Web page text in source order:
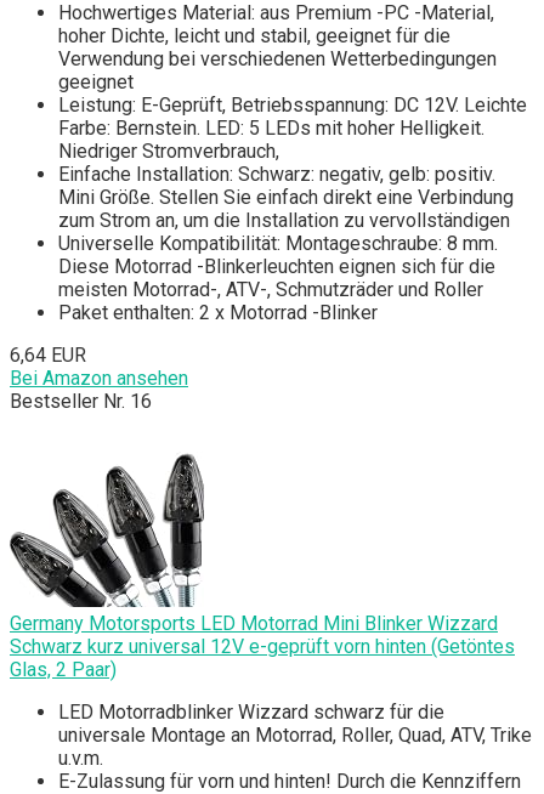
Hochwertiges Material: aus Premium -PC -Material,
hoher Dichte, leicht und stabil, geeignet für die
Verwendung bei verschiedenen Wetterbedingungen
geeignet
Leistung: E-Geprüft, Betriebsspannung: DC 12V. Leichte
Farbe: Bernstein. LED: 5 LEDs mit hoher Helligkeit.
Niedriger Stromverbrauch,
Einfache Installation: Schwarz: negativ, gelb: positiv.
Mini Größe. Stellen Sie einfach direkt eine Verbindung
zum Strom an, um die Installation zu vervollständigen
Universelle Kompatibilität: Montageschraube: 8 mm.
Diese Motorrad -Blinkerleuchten eignen sich für die
meisten Motorrad-, ATV-, Schmutzräder und Roller
Paket enthalten: 2 x Motorrad -Blinker
6,64 EUR
Bei Amazon ansehen
Bestseller Nr. 16
Germany Motorsports LED Motorrad Mini Blinker Wizzard
Schwarz kurz universal 12V e-geprüft vorn hinten (Getöntes
Glas, 2 Paar)
LED Motorradblinker Wizzard schwarz für die
universale Montage an Motorrad, Roller, Quad, ATV, Trike
u.v.m.
E-Zulassung für vorn und hinten! Durch die Kennziffern